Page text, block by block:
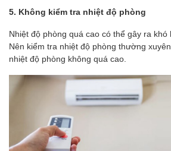
5. Không kiểm tra nhiệt độ phòng
Nhiệt độ phòng quá cao có thể gây ra khó
Nên kiểm tra nhiệt độ phòng thường
nhiệt độ phòng không quá cao.